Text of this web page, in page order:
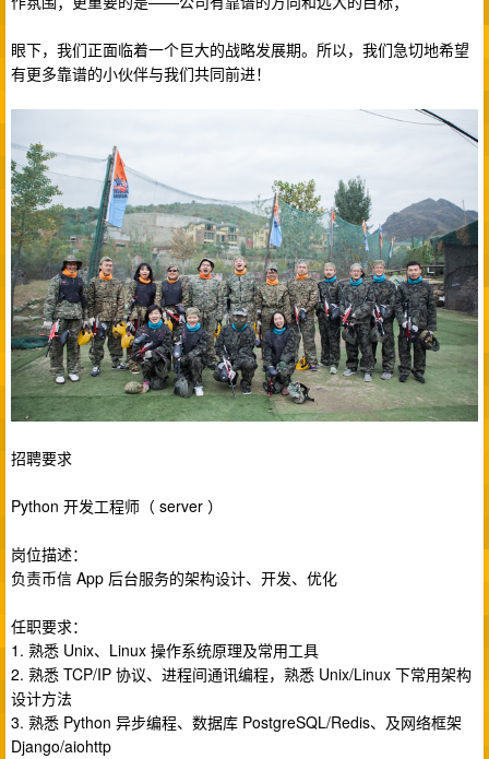
眼下，我们正面临着一个巨大的战略发展期。所以，我们急切地希望
有更多靠谱的小伙伴与我们共同前进！
招聘要求
Python 开发工程师（ server ）
岗位描述：
负责币信 App 后台服务的架构设计、开发、优化
任职要求：
1. 熟悉 Unix、Linux 操作系统原理及常用工具
2. 熟悉 TCP/IP 协议、进程间通讯编程，熟悉 Unix/Linux 下常用架构
设计方法
3. 熟悉 Python 异步编程、数据库 PostgreSQL/Redis、及网络框架
Django/aiohttp